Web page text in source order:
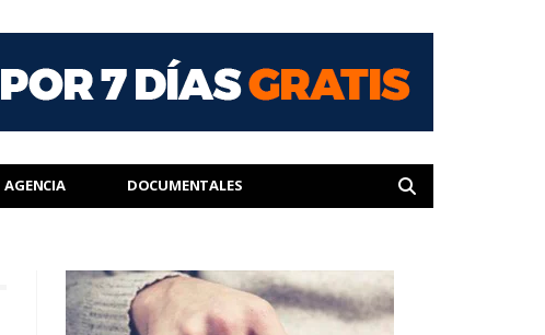
AGENCIA DOCUMENTALES